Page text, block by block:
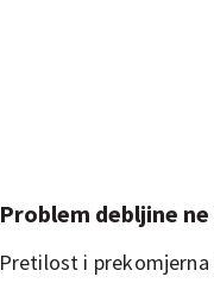
Problem debljine
Pretilost i